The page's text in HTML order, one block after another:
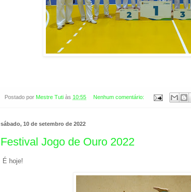
Postado por Mestre Tuti às 10:55 Nenhum comentário:
sábado, 10 de setembro de 2022
Festival Jogo de Ouro 2022
É hoje!